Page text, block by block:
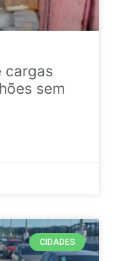
cargas
sem
CIDADES